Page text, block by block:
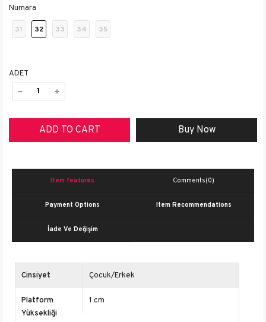
Numara
31 32 33 34 35
ADET
Item features Comments(0)
Payment Options Item Recommendations
İade Ve Değişim
Cinsiyet Çocuk/Erkek
Platform
Yüksekliği
1 cm